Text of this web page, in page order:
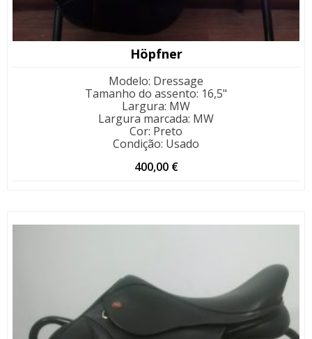
Höpfner
Modelo: Dressage
Tamanho do assento: 16,5"
Largura: MW
Largura marcada: MW
Cor: Preto
Condição: Usado
400,00 €